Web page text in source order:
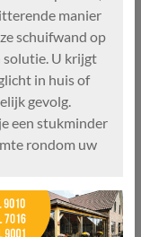
manier
schuifwand op
solutie. U krijgt
in huis of
gevolg.
een stukminder
rondom uw